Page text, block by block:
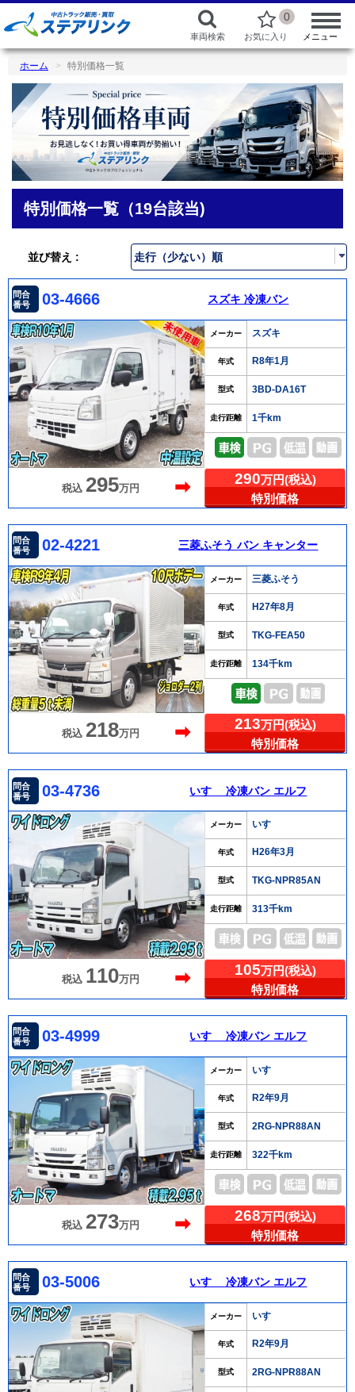
車両検索
0
お気に入り メニュー
ホーム 特別価格一覧
特別価格一覧（19台該当)
並び替え :
問合
番号
03-4666 スズキ 冷凍バン
メーカー スズキ
年式 R8年1月
型式 3BD-DA16T
走行距離 1千km
税込 295万円 ➡ 290万円(税込)
特別価格
問合
番号
02-4221 三菱ふそう バン キャンター
メーカー 三菱ふそう
年式 H27年8月
型式 TKG-FEA50
走行距離 134千km
税込 218万円 ➡ 213万円(税込)
特別価格
問合
番号
03-4736 いすゞ 冷凍バン エルフ
メーカー いすゞ
年式 H26年3月
型式 TKG-NPR85AN
走行距離 313千km
税込 110万円 ➡ 105万円(税込)
特別価格
問合
番号
03-4999 いすゞ 冷凍バン エルフ
メーカー いすゞ
年式 R2年9月
型式 2RG-NPR88AN
走行距離 322千km
税込 273万円 ➡ 268万円(税込)
特別価格
問合
番号
03-5006 いすゞ 冷凍バン エルフ
メーカー いすゞ
年式 R2年9月
型式 2RG-NPR88AN